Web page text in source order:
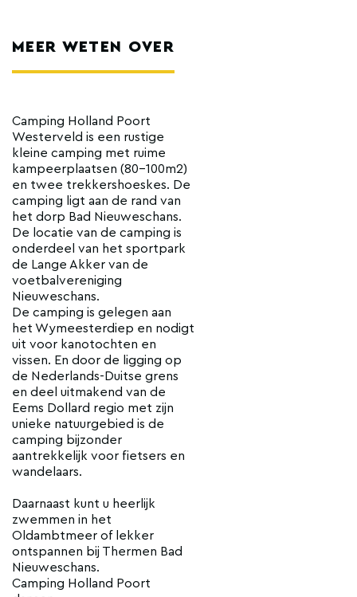
MEER WETEN OVER
Camping Holland Poort
Westerveld is een rustige
kleine camping met ruime
kampeerplaatsen (80-100m2)
en twee trekkershoeskes. De
camping ligt aan de rand van
het dorp Bad Nieuweschans.
De locatie van de camping is
onderdeel van het sportpark
de Lange Akker van de
voetbalvereniging
Nieuweschans.
De camping is gelegen aan
het Wymeesterdiep en nodigt
uit voor kanotochten en
vissen. En door de ligging op
de Nederlands-Duitse grens
en deel uitmakend van de
Eems Dollard regio met zijn
unieke natuurgebied is de
camping bijzonder
aantrekkelijk voor fietsers en
wandelaars.
Daarnaast kunt u heerlijk
zwemmen in het
Oldambtmeer of lekker
ontspannen bij Thermen Bad
Nieuweschans.
Camping Holland Poort